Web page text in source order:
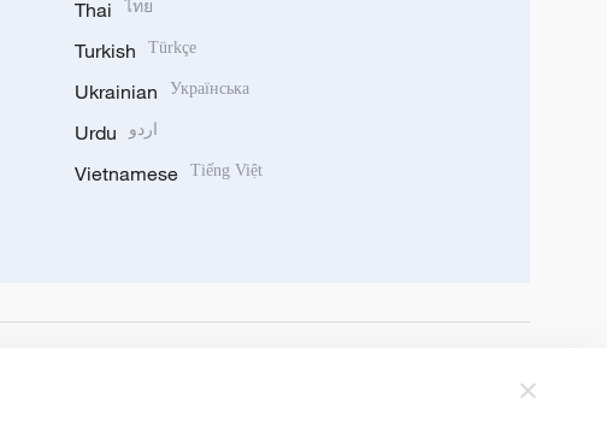
Thai ไทย
Turkish Türkçe
Ukrainian Українська
Urdu اردو
Vietnamese Tiếng Việt